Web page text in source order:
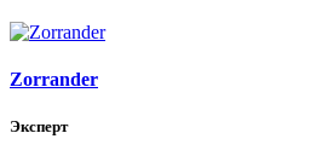
Zorrander
Эксперт